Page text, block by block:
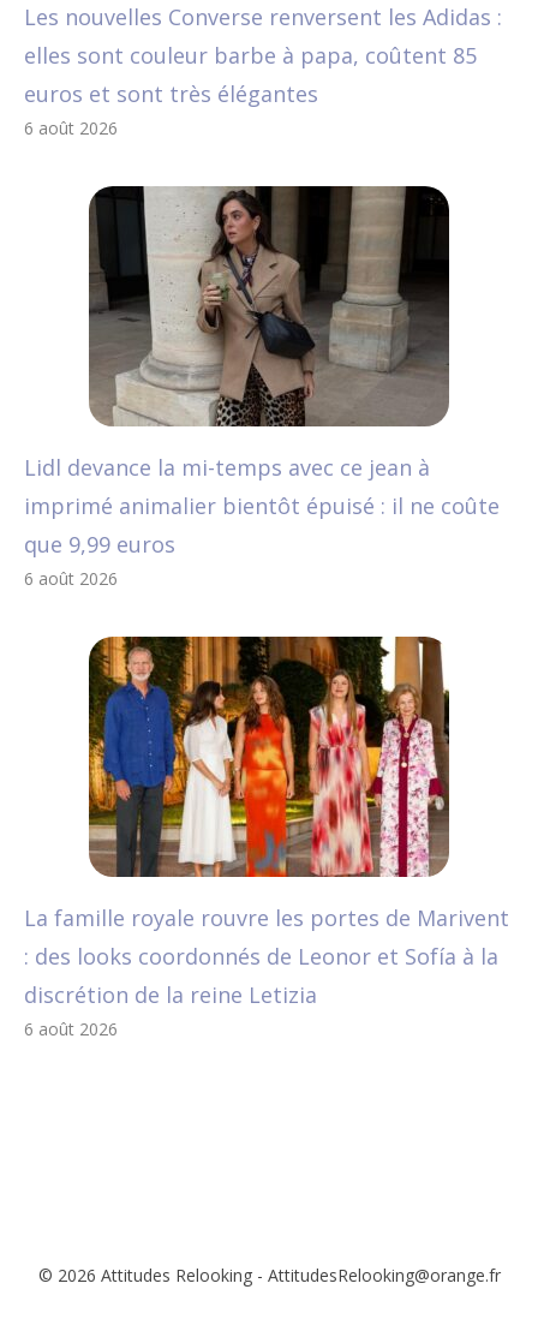
Les nouvelles Converse renversent les Adidas :
elles sont couleur barbe à papa, coûtent 85
euros et sont très élégantes
6 août 2026
Lidl devance la mi-temps avec ce jean à
imprimé animalier bientôt épuisé : il ne coûte
que 9,99 euros
6 août 2026
La famille royale rouvre les portes de Marivent
: des looks coordonnés de Leonor et Sofía à la
discrétion de la reine Letizia
6 août 2026
© 2026 Attitudes Relooking - AttitudesRelooking@orange.fr